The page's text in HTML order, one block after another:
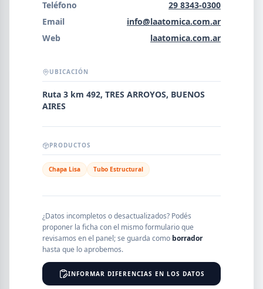
NOMBRE
SEGMENTO
PROVINCIA
Teléfono
29 8343-0300
Email
info@laatomica.com.ar
Web
laatomica.com.ar
UBICACIÓN
Ruta 3 km 492, TRES ARROYOS, BUENOS
AIRES
PRODUCTOS
Chapa Lisa Tubo Estructural
¿Datos incompletos o desactualizados? Podés
proponer la ficha con el mismo formulario que
revisamos en el panel; se guarda como borrador
hasta que lo aprobemos.
INFORMAR DIFERENCIAS EN LOS DATOS